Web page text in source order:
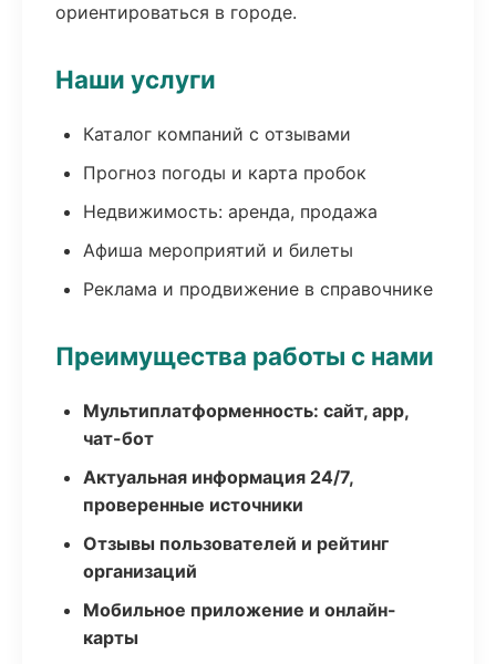
ориентироваться в городе.
Наши услуги
Каталог компаний с отзывами
Прогноз погоды и карта пробок
Недвижимость: аренда, продажа
Афиша мероприятий и билеты
Реклама и продвижение в справочнике
Преимущества работы с нами
Мультиплатформенность: сайт, app,
чат-бот
Актуальная информация 24/7,
проверенные источники
Отзывы пользователей и рейтинг
организаций
Мобильное приложение и онлайн-
карты